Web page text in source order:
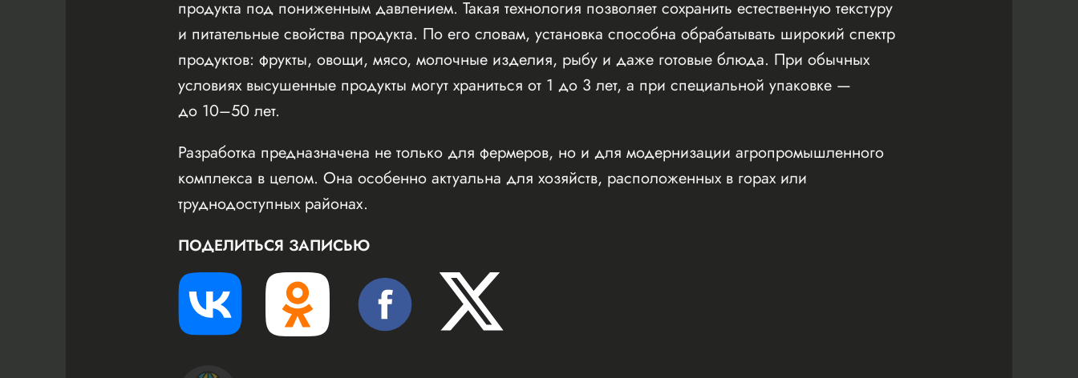
продукта под пониженным давлением. Такая технология позволяет сохранить естественную текстуру
и питательные свойства продукта. По его словам, установка способна обрабатывать широкий спектр
продуктов: фрукты, овощи, мясо, молочные изделия, рыбу и даже готовые блюда. При обычных
условиях высушенные продукты могут храниться от 1 до 3 лет, а при специальной упаковке —
до 10–50 лет.
Разработка предназначена не только для фермеров, но и для модернизации агропромышленного
комплекса в целом. Она особенно актуальна для хозяйств, расположенных в горах или
труднодоступных районах.
ПОДЕЛИТЬСЯ ЗАПИСЬЮ